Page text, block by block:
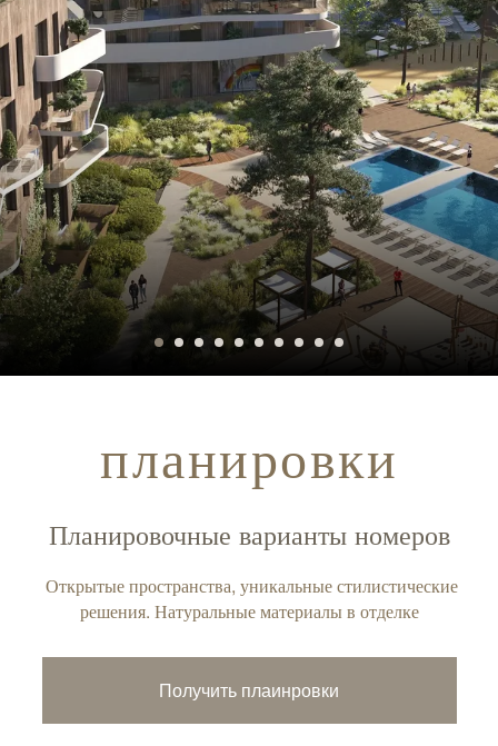
планировки
Планировочные варианты номеров
Открытые пространства, уникальные стилистические
решения. Натуральные материалы в отделке
Получить плаинровки